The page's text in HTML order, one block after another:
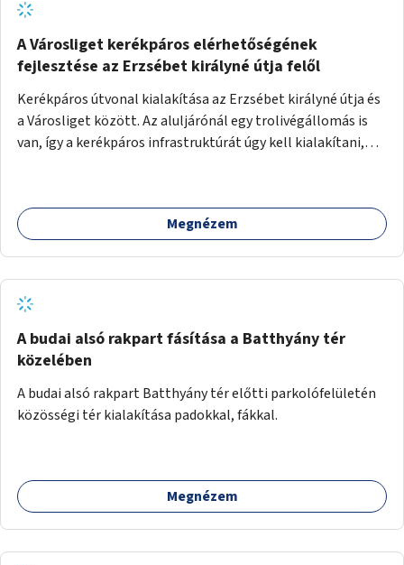
A Városliget kerékpáros elérhetőségének
fejlesztése az Erzsébet királyné útja felől
Kerékpáros útvonal kialakítása az Erzsébet királyné útja és
a Városliget között. Az aluljárónál egy trolivégállomás is
van, így a kerékpáros infrastruktúrát úgy kell kialakítani,
körúton, majd a Városligetig folytatódna a Hermina utat
keresztezve.
Megnézem
A budai alsó rakpart fásítása a Batthyány tér
közelében
A budai alsó rakpart Batthyány tér előtti parkolófelületén
közösségi tér kialakítása padokkal, fákkal.
Megnézem